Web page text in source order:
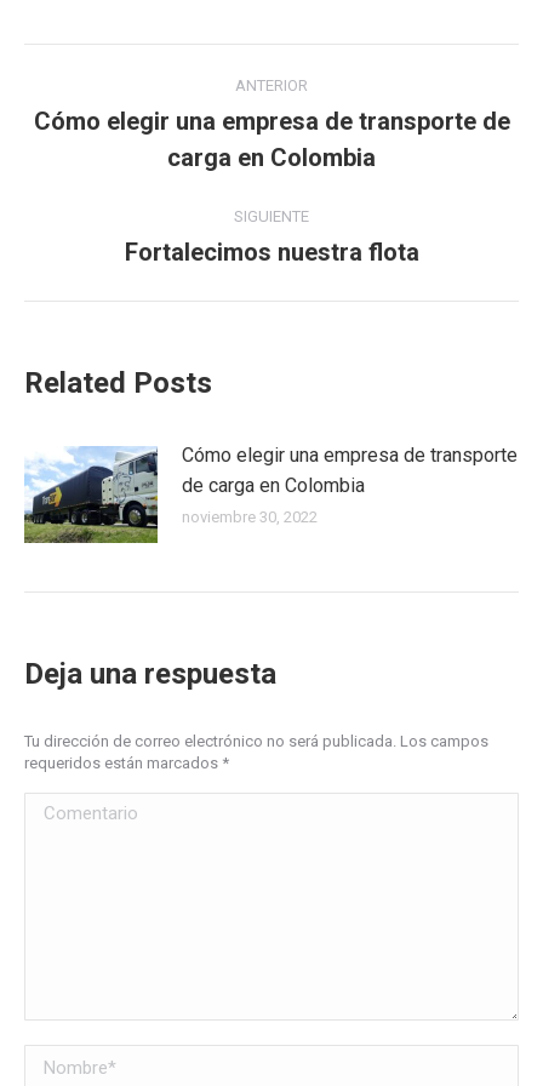
Navegación
entre
publicaciones
ANTERIOR
anterior:
Cómo elegir una empresa de transporte de
carga en Colombia
SIGUIENTE
Publicación
Fortalecimos nuestra flota
Related Posts
Cómo elegir una empresa de transporte
de carga en Colombia
noviembre 30, 2022
Deja una respuesta
Tu dirección de correo electrónico no será publicada. Los campos
requeridos están marcados *
Comentario
Nombre *